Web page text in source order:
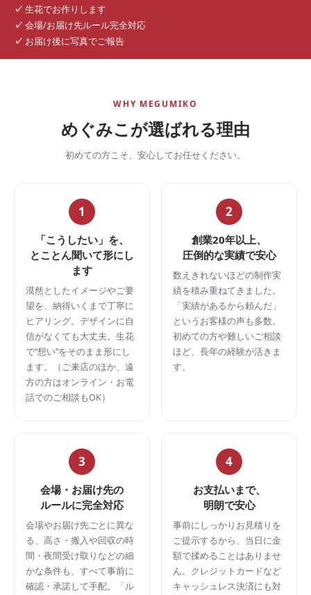
✓ 生花でお作りします
✓ 会場/お届け先ルール完全対応
✓ お届け後に写真でご報告
WHY MEGUMIKO
めぐみこが選ばれる理由
初めての方こそ、安心してお任せください。
1
「こうしたい」を、
とことん聞いて形にし
ます
漠然としたイメージやご要
望を、納得いくまで丁寧に
ヒアリング。デザインに自
信がなくても大丈夫。生花
で“想い”をそのまま形にし
ます。（ご来店のほか、遠
方の方はオンライン・お電
話でのご相談もOK）
2
創業20年以上、
圧倒的な実績で安心
数えきれないほどの制作実
績を積み重ねてきました。
「実績があるから頼んだ」
というお客様の声も多数。
初めての方や難しいご相談
ほど、長年の経験が活きま
す。
3
会場・お届け先の
ルールに完全対応
会場やお届け先ごとに異な
る、高さ・搬入や回収の時
間・夜間受け取りなどの細
かな条件も、すべて事前に
確認・承諾して手配。「ル
4
お支払いまで、
明朗で安心
事前にしっかりお見積りを
ご提示するから、当日に金
額で揉めることはありませ
ん。クレジットカードなど
キャッシュレス決済にも対